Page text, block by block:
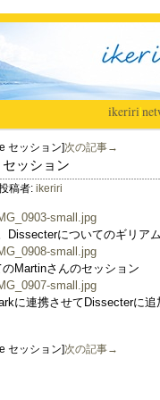
ikeriri|
セッション]次の記事→
セッション
稿者: ikeriri
Dissecterについてのギリア
Martinさんのセッション
に連携させてDissecterに追
セッション]次の記事→